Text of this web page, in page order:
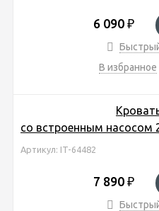
6 090 ₽
В избранное
со встроенным насосом
Артикул: IT-64482
7 890 ₽